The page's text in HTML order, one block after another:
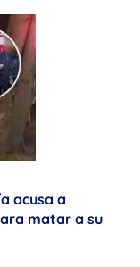
acusa a
matar a su